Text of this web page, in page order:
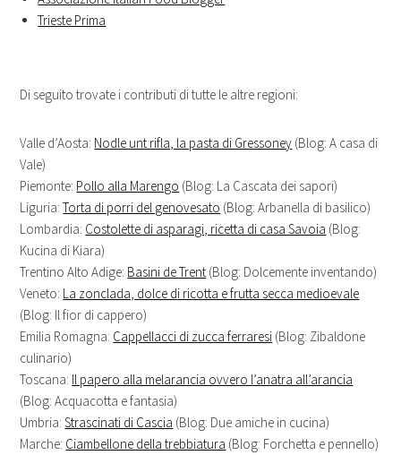
Trieste Prima
Di seguito trovate i contributi di tutte le altre regioni:
Valle d’Aosta: Nodle unt rifla, la pasta di Gressoney (Blog: A casa di
Vale)
Piemonte: Pollo alla Marengo (Blog: La Cascata dei sapori)
Liguria:Torta di porri del genovesato (Blog: Arbanella di basilico)
Lombardia: Costolette di asparagi, ricetta di casa Savoia (Blog:
Kucina di Kiara)
Trentino Alto Adige: Basini de Trent (Blog: Dolcemente inventando)
Veneto: La zonclada, dolce di ricotta e frutta secca medioevale
(Blog: Il fior di cappero)
Emilia Romagna: Cappellacci di zucca ferraresi (Blog: Zibaldone
culinario)
Toscana: Il papero alla melarancia ovvero l’anatra all’arancia
(Blog: Acquacotta e fantasia)
Umbria:Strascinati di Cascia (Blog: Due amiche in cucina)
Marche: Ciambellone della trebbiatura (Blog: Forchetta e pennello)